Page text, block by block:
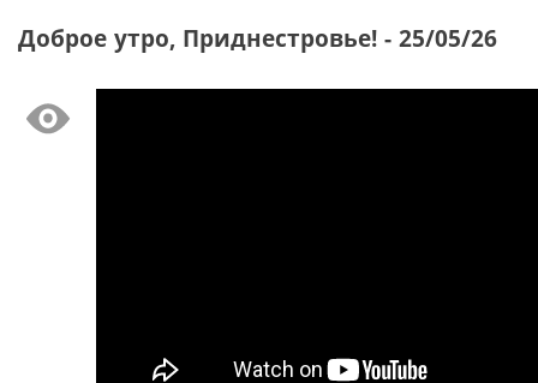
Доброе утро, Приднестровье! - 25/05/26